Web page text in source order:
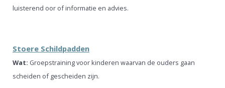
luisterend oor of informatie en advies.
Stoere Schildpadden
Wat: Groepstraining voor kinderen waarvan de ouders gaan
scheiden of gescheiden zijn.